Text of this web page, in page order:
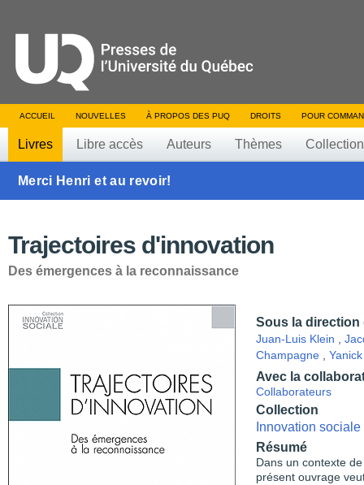
ACCUEIL NOUVELLES À PROPOS DES PUQ DROITS POUR
Livres Libre accès Auteurs Thèmes
Merci Henri et au revoir!
Trajectoires d'innovation
Des émergences à la reconnaissance
Sous la direction
Juan-Luis Klein
Champagne
Avec la
Collaborateurs
Collection
Innovation sociale
Résumé
Dans un contexte
présent ouvrage